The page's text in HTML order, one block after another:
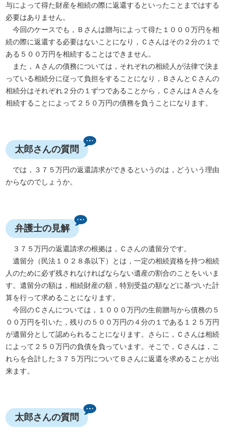
与によって得た財産を相続の際に返還するといったことまではする
必要はありません。
今回のケースでも，Ｂさんは贈与によって得た１０００万円を相
続の際に返還する必要はないことになり，Ｃさんはその２分の１で
ある５００万円を相続することはできません。
また，Ａさんの債務については，それぞれの相続人が法律で決ま
っている相続分に従って負担をすることになり，ＢさんとＣさんの
相続分はそれぞれ２分の１ずつであることから，ＣさんはＡさんを
相続することによって２５０万円の債務を負うことになります。
太郎さんの質問
では，３７５万円の返還請求ができるというのは，どういう理由
からなのでしょうか。
弁護士の見解
３７５万円の返還請求の根拠は，Ｃさんの遺留分です。
遺留分（民法１０２８条以下）とは，一定の相続資格を持つ相続
人のために必ず残されなければならない遺産の割合のことをいいま
す。遺留分の額は，相続財産の額，特別受益の額などに基づいた計
算を行って求めることになります。
今回のＣさんについては，１０００万円の生前贈与から債務の５
００万円を引いた，残りの５００万円の４分の１である１２５万円
が遺留分として認められることになります。さらに，Ｃさんは相続
によって２５０万円の負債を負っています。そこで，Ｃさんは，こ
れらを合計した３７５万円についてＢさんに返還を求めることが出
来ます。
太郎さんの質問